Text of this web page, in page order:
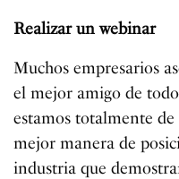
Realizar un webinar
Muchos empresarios
el mejor amigo de
estamos totalmente de
mejor manera de
industria que